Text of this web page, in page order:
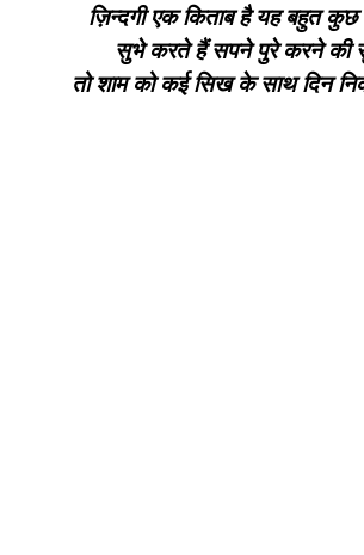
ज़िन्दगी एक किताब है यह बहुत कुछ
सुभे करते हैं सपने पुरे करने की
तो शाम को कई सिख के साथ दिन